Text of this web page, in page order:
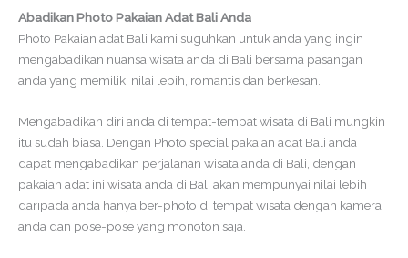
Abadikan Photo Pakaian Adat Bali Anda
Photo Pakaian adat Bali kami suguhkan untuk anda yang ingin
mengabadikan nuansa wisata anda di Bali bersama pasangan
anda yang memiliki nilai lebih, romantis dan berkesan.
Mengabadikan diri anda di tempat-tempat wisata di Bali mungkin
itu sudah biasa. Dengan Photo special pakaian adat Bali anda
dapat mengabadikan perjalanan wisata anda di Bali, dengan
pakaian adat ini wisata anda di Bali akan mempunyai nilai lebih
daripada anda hanya ber-photo di tempat wisata dengan kamera
anda dan pose-pose yang monoton saja.